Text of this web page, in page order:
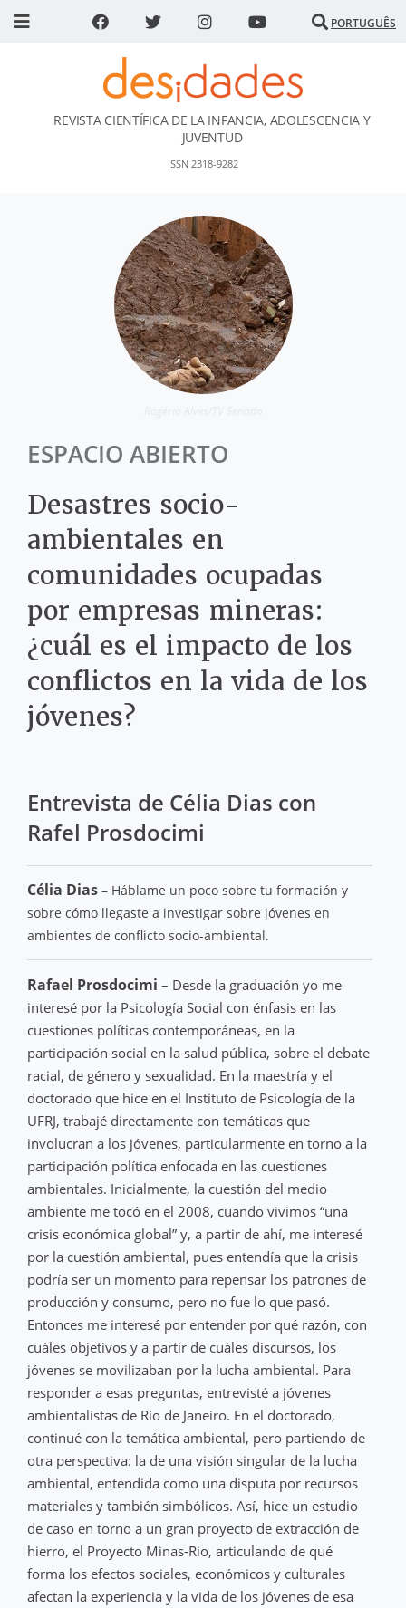
PORTUGUÊS
DESidades
REVISTA CIENTÍFICA DE LA INFANCIA, ADOLESCENCIA Y
JUVENTUD
ISSN 2318-9282
ESPACIO ABIERTO
Desastres socio-
ambientales en
comunidades ocupadas
por empresas mineras:
¿cuál es el impacto de los
conflictos en la vida de los
jóvenes?
Entrevista de Célia Dias con
Rafel Prosdocimi
Célia Dias – Háblame un poco sobre tu formación y
sobre cómo llegaste a investigar sobre jóvenes en
ambientes de conflicto socio-ambiental.
Rafael Prosdocimi – Desde la graduación yo me
interesé por la Psicología Social con énfasis en las
cuestiones políticas contemporáneas, en la
participación social en la salud pública, sobre el debate
racial, de género y sexualidad. En la maestría y el
doctorado que hice en el Instituto de Psicología de la
UFRJ, trabajé directamente con temáticas que
involucran a los jóvenes, particularmente en torno a la
participación política enfocada en las cuestiones
ambientales. Inicialmente, la cuestión del medio
ambiente me tocó en el 2008, cuando vivimos “una
crisis económica global” y, a partir de ahí, me interesé
por la cuestión ambiental, pues entendía que la crisis
podría ser un momento para repensar los patrones de
producción y consumo, pero no fue lo que pasó.
Entonces me interesé por entender por qué razón, con
cuáles objetivos y a partir de cuáles discursos, los
jóvenes se movilizaban por la lucha ambiental. Para
responder a esas preguntas, entrevisté a jóvenes
ambientalistas de Río de Janeiro. En el doctorado,
continué con la temática ambiental, pero partiendo de
otra perspectiva: la de una visión singular de la lucha
ambiental, entendida como una disputa por recursos
materiales y también simbólicos. Así, hice un estudio
de caso en torno a un gran proyecto de extracción de
hierro, el Proyecto Minas-Rio, articulando de qué
forma los efectos sociales, económicos y culturales
afectan la experiencia y la vida de los jóvenes de esa